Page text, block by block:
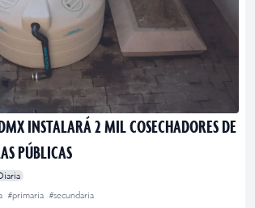
INSTALARÁ 2 MIL COSECHADORES DE
PÚBLICAS
#primaria #secundaria